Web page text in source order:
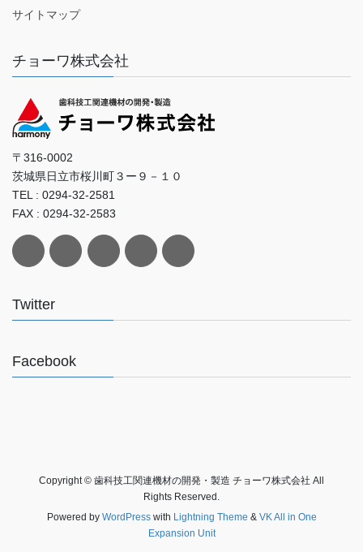
サイトマップ
チョーワ株式会社
〒316-0002
茨城県日立市桜川町３ー９－１０
TEL : 0294-32-2581
FAX : 0294-32-2583
Twitter
Facebook
Copyright © 歯科技工関連機材の開発・製造 チョーワ株式会社 All
Rights Reserved.
Powered by WordPresswith Lightning Theme & VK All in One
Expansion Unit